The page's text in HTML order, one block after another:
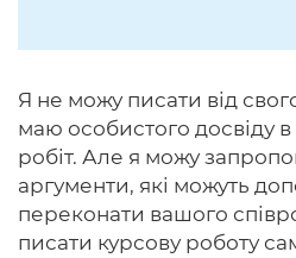
Я не можу писати від
маю особистого досвіду
робіт. Але я можу
аргументи, які можуть
переконати вашого
писати курсову роботу